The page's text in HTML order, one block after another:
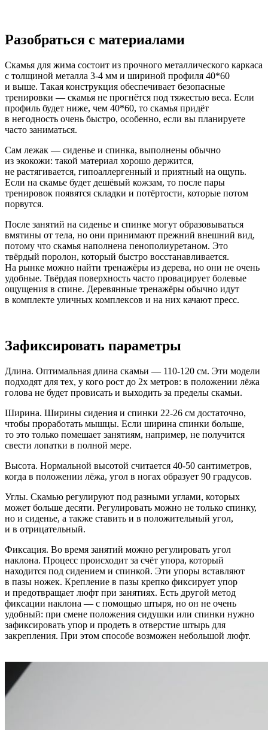
Разобраться с материалами
Скамья для жима состоит из прочного металлического каркаса
с толщиной металла 3-4 мм и шириной профиля 40*60
и выше. Такая конструкция обеспечивает безопасные
тренировки — скамья не прогнётся под тяжестью веса. Если
профиль будет ниже, чем 40*60, то скамья придёт
в негодность очень быстро, особенно, если вы планируете
часто заниматься.
Сам лежак — сиденье и спинка, выполнены обычно
из экокожи: такой материал хорошо держится,
не растягивается, гипоаллергенный и приятный на ощупь.
Если на скамье будет дешёвый кожзам, то после пары
тренировок появятся складки и потёртости, которые потом
порвутся.
После занятий на сиденье и спинке могут образовываться
вмятины от тела, но они принимают прежний внешний вид,
потому что скамья наполнена пенополиуретаном. Это
твёрдый поролон, который быстро восстанавливается.
На рынке можно найти тренажёры из дерева, но они не очень
удобные. Твёрдая поверхность часто провацирует болевые
ощущения в спине. Деревянные тренажёры обычно идут
в комплекте уличных комплексов и на них качают пресс.
Зафиксировать параметры
Длина. Оптимальная длина скамьи — 110-120 см. Эти модели
подходят для тех, у кого рост до 2х метров: в положении лёжа
голова не будет провисать и выходить за пределы скамьи.
Ширина. Ширины сидения и спинки 22-26 см достаточно,
чтобы проработать мышцы. Если ширина спинки больше,
то это только помешает занятиям, например, не получится
свести лопатки в полной мере.
Высота. Нормальной высотой считается 40-50 сантиметров,
когда в положении лёжа, угол в ногах образует 90 градусов.
Углы. Скамью регулируют под разными углами, которых
может больше десяти. Регулировать можно не только спинку,
но и сиденье, а также ставить и в положительный угол,
и в отрицательный.
Фиксация. Во время занятий можно регулировать угол
наклона. Процесс происходит за счёт упора, который
находится под сидением и спинкой. Эти упоры вставляют
в пазы ножек. Крепление в пазы крепко фиксирует упор
и предотвращает люфт при занятиях. Есть другой метод
фиксации наклона — с помощью штыря, но он не очень
удобный: при смене положения сидушки или спинки нужно
зафиксировать упор и продеть в отверстие штырь для
закрепления. При этом способе возможен небольшой люфт.